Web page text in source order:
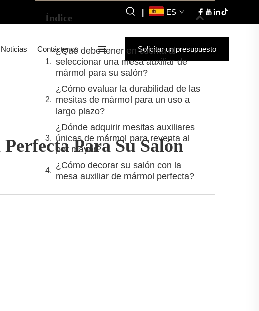
ES
Noticias Contáctenos Solicitar un presupuesto
Para Su Salón
Índice
¿Qué debe tener en cuenta al
seleccionar una mesa auxiliar de
mármol para su salón?
¿Cómo evaluar la durabilidad de las
mesitas de mármol para un uso a
largo plazo?
¿Dónde adquirir mesitas auxiliares
únicas de mármol para reventa al
por mayor?
¿Cómo decorar su salón con la
mesa auxiliar de mármol perfecta?